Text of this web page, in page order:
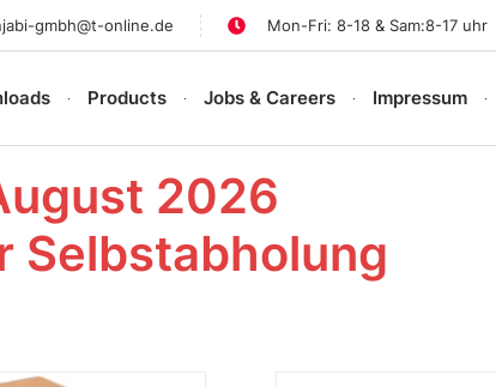
gmbh@t-online.de Mon-Fri: 8-18 & Sam:8-17 uhr
Products Jobs & Careers Impressum
2026
Selbstabholung